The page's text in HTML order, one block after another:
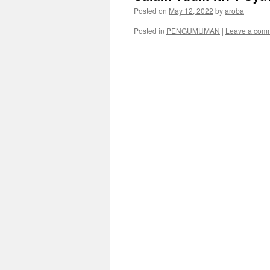
Posted on May 12, 2022 byaroba
Posted in PENGUMUMAN | Leave a